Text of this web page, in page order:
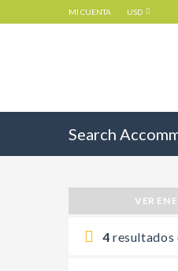
MI CUENTA USD
Search
VER EN
4 resultados